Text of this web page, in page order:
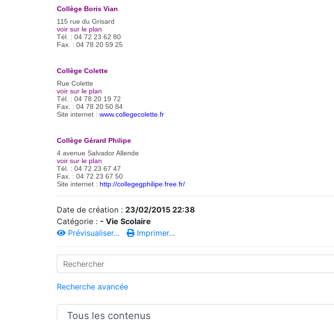
Collège Boris Vian
115 rue du Grisard
voir sur le plan
Tél. : 04 72 23 62 80
Fax. : 04 78 20 59 25
Collège Colette
Rue Colette
voir sur le plan
Tél. : 04 78 20 19 72
Fax. : 04 78 20 50 84
Site internet : www.collegecolette.fr
Collège Gérard Philipe
4 avenue Salvador Allende
voir sur le plan
Tél. : 04 72 23 67 47
Fax. : 04 72 23 67 50
Site internet : http://collegegphilipe.free.fr/
Date de création : 23/02/2015 22:38
Catégorie : - Vie Scolaire
Prévisualiser...
Imprimer...
Recherche avancée